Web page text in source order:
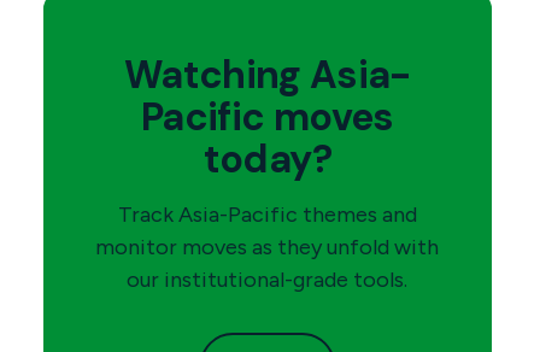
Watching Asia-
Pacific moves
today?
Track Asia-Pacific themes and
monitor moves as they unfold with
our institutional-grade tools.